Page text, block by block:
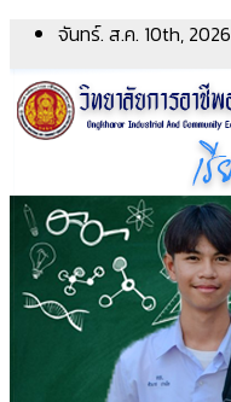
Skip
content
จันทร์. ส.ค. 10th, 2026